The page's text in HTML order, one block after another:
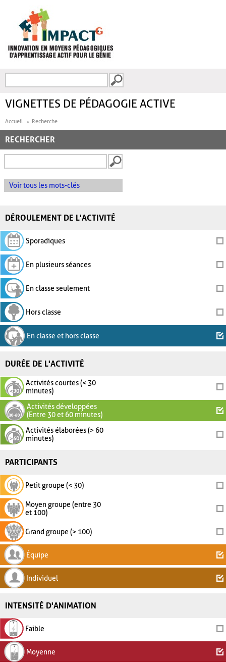
FORMULAIRE DE
VIGNETTES DE PÉDAGOGIE ACTIVE
Accueil Recherche
RECHERCHER
Voir tous les mots-clés
DÉROULEMENT DE L'ACTIVITÉ
Sporadiques
En plusieurs séances
En classe seulement
Hors classe
En classe et hors classe
DURÉE DE L'ACTIVITÉ
Activités courtes (< 30
minutes)
Activités développées
(Entre 30 et 60 minutes)
Activités élaborées (> 60
minutes)
PARTICIPANTS
Petit groupe (< 30)
Moyen groupe (entre 30
et 100)
Grand groupe (> 100)
Équipe
Individuel
INTENSITÉ D'ANIMATION
Faible
Moyenne